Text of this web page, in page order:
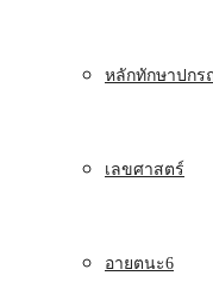
หลักทักษาปก
เลขศาสตร์
อายตนะ6